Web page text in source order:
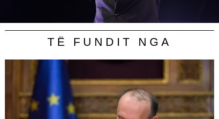
TË FUNDIT NGA